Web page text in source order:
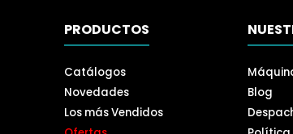
PRODUCTOS
Catálogos
Novedades
Los más Vendidos
Blog